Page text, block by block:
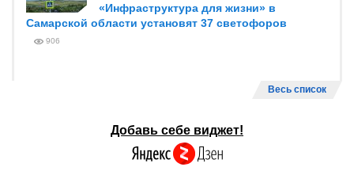
«Инфраструктура для жизни» в
Самарской области установят 37 светофоров
906
Весь список
Добавь себе виджет!